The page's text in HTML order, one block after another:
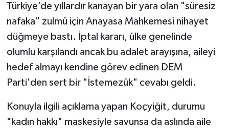
Türkiye’de yıllardır kanayan bir yara olan "süresiz
nafaka" zulmü için Anayasa Mahkemesi nihayet
düğmeye bastı. İptal kararı, ülke genelinde
olumlu karşılandı ancak bu adalet arayışına, aileyi
hedef almayı kendine görev edinen DEM
Parti'den sert bir "İstemezük" cevabı geldi.
Konuyla ilgili açıklama yapan Koçyiğit, durumu
"kadın hakkı" maskesiyle savunsa da aslında aile